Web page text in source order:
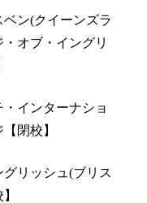
ン(クイーンズラ
オブ・イングリ
・インターナショ
閉校】
リッシュ(ブリス